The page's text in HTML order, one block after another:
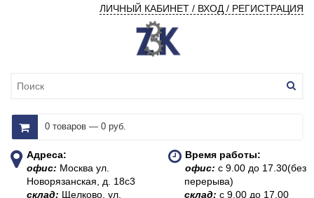
ЛИЧНЫЙ КАБИНЕТ / ВХОД / РЕГИСТРАЦИЯ
0 товаров — 0 руб.
Адреса:
офис: Москва ул.
Новорязанская, д. 18с3
склад: Щелково, ул.
Время работы:
офис:с 9.00 до 17.30(без
перерыва)
склад:с 9.00 до 17.00